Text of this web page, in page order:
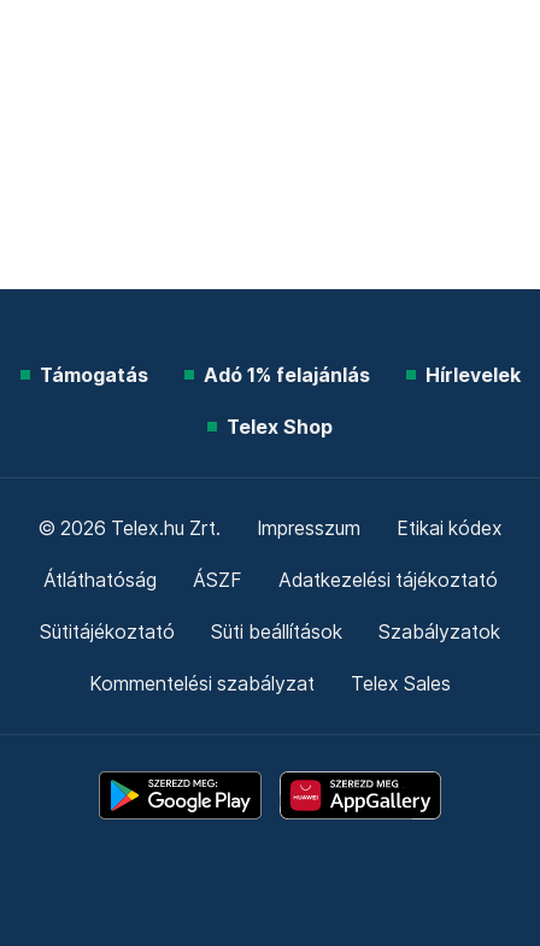
Támogatás Adó 1% felajánlás Hírlevelek
Telex Shop
© 2026 Telex.hu Zrt. Impresszum Etikai kódex
Átláthatóság ÁSZF Adatkezelési tájékoztató
Sütitájékoztató Süti beállítások Szabályzatok
Kommentelési szabályzat Telex Sales